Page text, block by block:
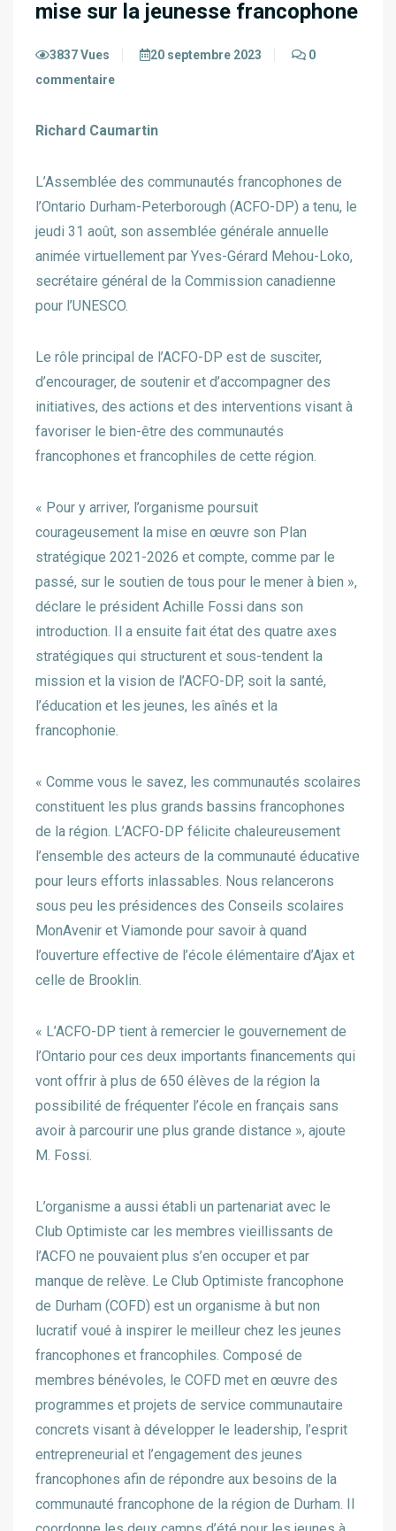
mise sur la jeunesse francophone
3837 Vues 20 septembre 2023
0
commentaire
Richard Caumartin
L’Assemblée des communautés francophones de
l’Ontario Durham-Peterborough (ACFO-DP) a tenu, le
jeudi 31 août, son assemblée générale annuelle
animée virtuellement par Yves-Gérard Mehou-Loko,
secrétaire général de la Commission canadienne
pour l’UNESCO.
Le rôle principal de l’ACFO-DP est de susciter,
d’encourager, de soutenir et d’accompagner des
initiatives, des actions et des interventions visant à
favoriser le bien-être des communautés
francophones et francophiles de cette région.
« Pour y arriver, l’organisme poursuit
courageusement la mise en œuvre son Plan
stratégique 2021-2026 et compte, comme par le
passé, sur le soutien de tous pour le mener à bien »,
déclare le président Achille Fossi dans son
introduction. Il a ensuite fait état des quatre axes
stratégiques qui structurent et sous-tendent la
mission et la vision de l’ACFO-DP, soit la santé,
l’éducation et les jeunes, les aînés et la
francophonie.
« Comme vous le savez, les communautés scolaires
constituent les plus grands bassins francophones
de la région. L’ACFO-DP félicite chaleureusement
l’ensemble des acteurs de la communauté éducative
pour leurs efforts inlassables. Nous relancerons
sous peu les présidences des Conseils scolaires
MonAvenir et Viamonde pour savoir à quand
l’ouverture effective de l’école élémentaire d’Ajax et
celle de Brooklin.
« L’ACFO-DP tient à remercier le gouvernement de
l’Ontario pour ces deux importants financements qui
vont offrir à plus de 650 élèves de la région la
possibilité de fréquenter l’école en français sans
avoir à parcourir une plus grande distance », ajoute
M. Fossi.
L’organisme a aussi établi un partenariat avec le
Club Optimiste car les membres vieillissants de
l’ACFO ne pouvaient plus s’en occuper et par
manque de relève. Le Club Optimiste francophone
de Durham (COFD) est un organisme à but non
lucratif voué à inspirer le meilleur chez les jeunes
francophones et francophiles. Composé de
membres bénévoles, le COFD met en œuvre des
programmes et projets de service communautaire
concrets visant à développer le leadership, l’esprit
entrepreneurial et l’engagement des jeunes
francophones afin de répondre aux besoins de la
communauté francophone de la région de Durham. Il